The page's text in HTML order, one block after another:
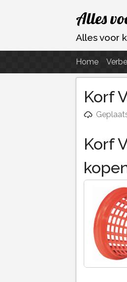
Ga
naar
de
Alles
Alles voor
Home
Korf
Korf